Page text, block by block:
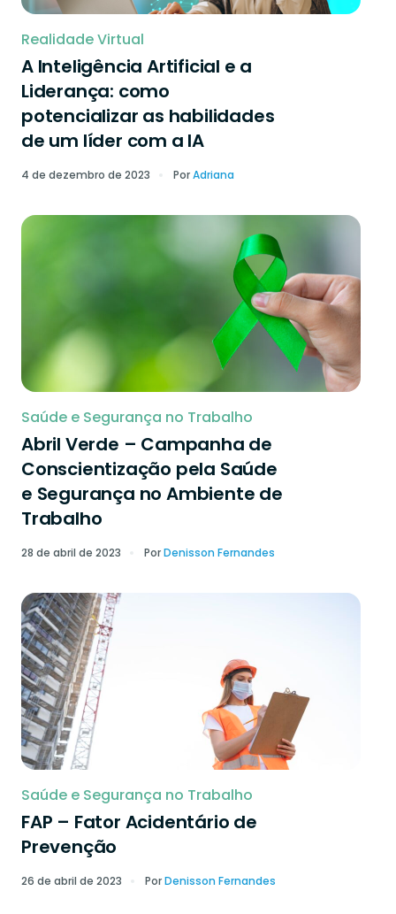
Realidade Virtual
A Inteligência Artificial e a
Liderança: como
potencializar as habilidades
de um líder com a IA
4 de dezembro de 2023 PorAdriana
Saúde e Segurança no Trabalho
Abril Verde – Campanha de
Conscientização pela Saúde
e Segurança no Ambiente de
Trabalho
28 de abril de 2023 PorDenisson Fernandes
Saúde e Segurança no Trabalho
FAP – Fator Acidentário de
Prevenção
26 de abril de 2023 PorDenisson Fernandes